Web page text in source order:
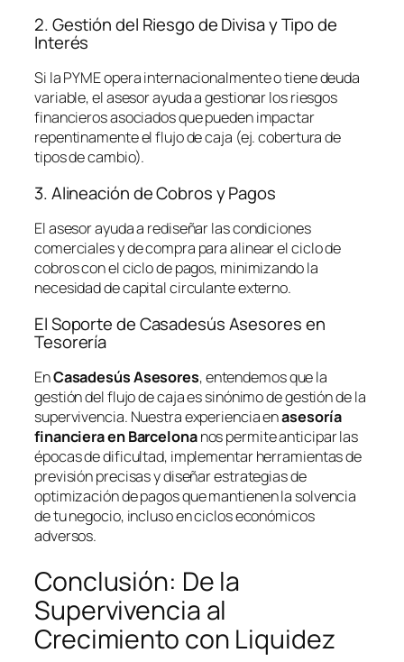
2. Gestión del Riesgo de Divisa y Tipo de
Interés
Si la PYME opera internacionalmente o tiene deuda
variable, el asesor ayuda a gestionar los riesgos
financieros asociados que pueden impactar
repentinamente el flujo de caja (ej. cobertura de
tipos de cambio).
3. Alineación de Cobros y Pagos
El asesor ayuda a rediseñar las condiciones
comerciales y de compra para alinear el ciclo de
cobros con el ciclo de pagos, minimizando la
necesidad de capital circulante externo.
El Soporte de Casadesús Asesores en
Tesorería
EnCasadesús Asesores, entendemos que la
gestión del flujo de caja es sinónimo de gestión de la
supervivencia. Nuestra experiencia enasesoría
financiera en Barcelonanos permite anticipar las
épocas de dificultad, implementar herramientas de
previsión precisas y diseñar estrategias de
optimización de pagos que mantienen la solvencia
de tu negocio, incluso en ciclos económicos
adversos.
Conclusión: De la
Supervivencia al
Crecimiento con Liquidez